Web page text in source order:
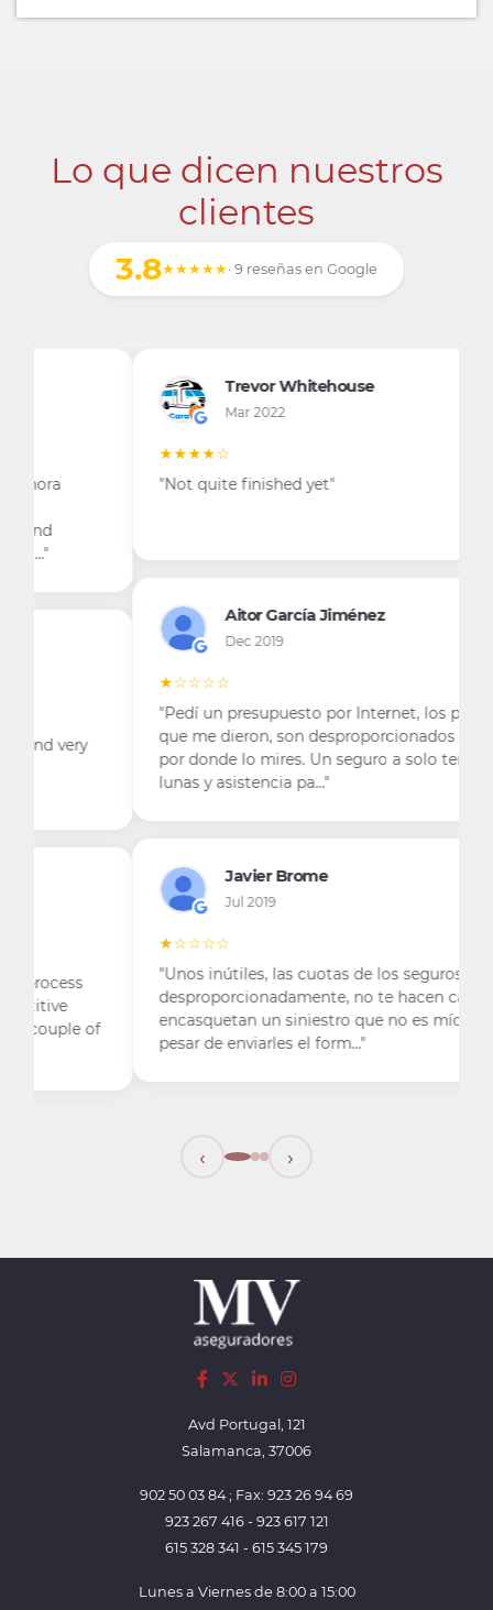
Lo que dicen nuestros
clientes
3.8★★★★★· 9 reseñas en Google
Trevor Whitehouse
Mar 2022
"Not quite finished yet"
Aitor García Jiménez
Dec 2019
"Pedí un presupuesto por Internet, los precios
que me dieron, son desproporcionados lo mires
por donde lo mires. Un seguro a solo tercero
lunas y asistencia pa…"
Javier Brome
Jul 2019
"Unos inútiles, las cuotas de los seguros suben
desproporcionadamente, no te hacen caso, me
encasquetan un siniestro que no es mío y a
pesar de enviarles el form…"
Avd Portugal, 121
Salamanca, 37006
902 50 03 84 ; Fax: 923 26 94 69
923 267 416 - 923 617 121
615 328 341 - 615 345 179
Lunes a Viernes de 8:00 a 15:00